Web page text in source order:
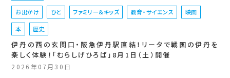
お出かけ ひと ファミリー＆キッズ 教育・サイエンス 映画
本 歴史
伊丹の西の玄関口・阪急伊丹駅直結！リータで戦国の伊丹を
楽しく体験！「むらしげひろば」8月1日（土）開催
2026年07月30日